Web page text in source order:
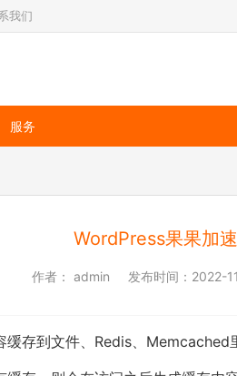
我们
服务
WordPress果果加
作者： admin 发布时间： 2022-
存到文件、Redis、Memcached